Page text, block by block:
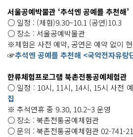
서울공예박물관 ‘추석엔 공예를 추천해’
○ 일정 : (체험)9.30~10.1 (공연)10.3
○ 장소 : 서울공예박물관
※체험은 사전 예약, 공연은 예약 없이
☞추석엔 공예를 추천해 <국악전자유랑
한류체험프로그램 북촌전통공예체험관
○ 일정 : 10시, 11시, 14시, 15시 사전
집
※ 추석연휴 중 9.30, 10.2~3 운영
○ 장소 : 북촌전통공예체험관
○ 문의 : 북촌전통공예체험관 02-741-